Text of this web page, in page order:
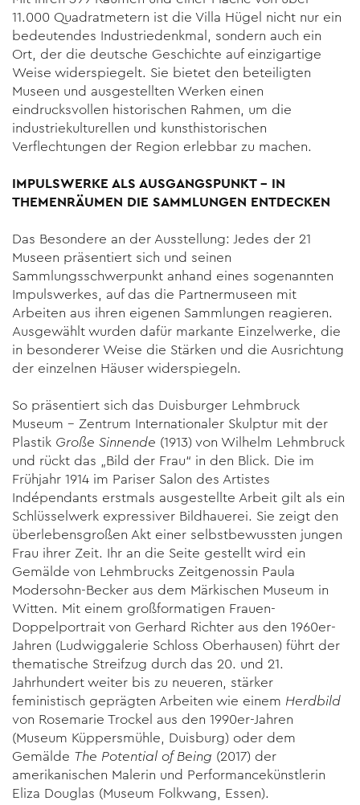
11.000 Quadratmetern ist die Villa Hügel nicht nur ein
bedeutendes Industriedenkmal, sondern auch ein
Ort, der die deutsche Geschichte auf einzigartige
Weise widerspiegelt. Sie bietet den beteiligten
Museen und ausgestellten Werken einen
eindrucksvollen historischen Rahmen, um die
industriekulturellen und kunsthistorischen
Verflechtungen der Region erlebbar zu machen.
IMPULSWERKE ALS AUSGANGSPUNKT – IN
THEMENRÄUMEN DIE SAMMLUNGEN ENTDECKEN
Das Besondere an der Ausstellung: Jedes der 21
Museen präsentiert sich und seinen
Sammlungsschwerpunkt anhand eines sogenannten
Impulswerkes, auf das die Partnermuseen mit
Arbeiten aus ihren eigenen Sammlungen reagieren.
Ausgewählt wurden dafür markante Einzelwerke, die
in besonderer Weise die Stärken und die Ausrichtung
der einzelnen Häuser widerspiegeln.
So präsentiert sich das Duisburger Lehmbruck
Museum – Zentrum Internationaler Skulptur mit der
Plastik Große Sinnende (1913) von Wilhelm Lehmbruck
und rückt das „Bild der Frau“ in den Blick. Die im
Frühjahr 1914 im Pariser Salon des Artistes
Indépendants erstmals ausgestellte Arbeit gilt als ein
Schlüsselwerk expressiver Bildhauerei. Sie zeigt den
überlebensgroßen Akt einer selbstbewussten jungen
Frau ihrer Zeit. Ihr an die Seite gestellt wird ein
Gemälde von Lehmbrucks Zeitgenossin Paula
Modersohn-Becker aus dem Märkischen Museum in
Witten. Mit einem großformatigen Frauen-
Doppelportrait von Gerhard Richter aus den 1960er-
Jahren (Ludwiggalerie Schloss Oberhausen) führt der
thematische Streifzug durch das 20. und 21.
Jahrhundert weiter bis zu neueren, stärker
feministisch geprägten Arbeiten wie einem Herdbild
von Rosemarie Trockel aus den 1990er-Jahren
(Museum Küppersmühle, Duisburg) oder dem
Gemälde The Potential of Being (2017) der
amerikanischen Malerin und Performancekünstlerin
Eliza Douglas (Museum Folkwang, Essen).